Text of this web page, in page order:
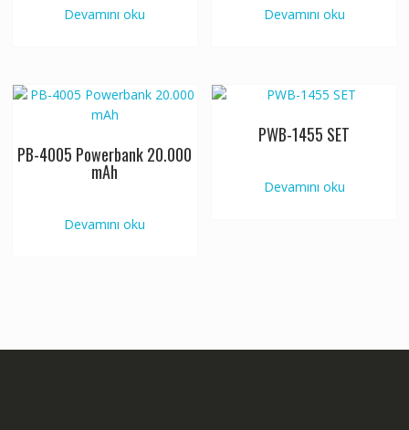
Devamını oku Devamını oku
PB-4005 Powerbank 20.000
mAh
Devamını oku
PWB-1455 SET
Devamını oku